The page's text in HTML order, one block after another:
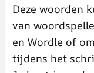
Deze woorden
van
en Wordle of
tijdens het